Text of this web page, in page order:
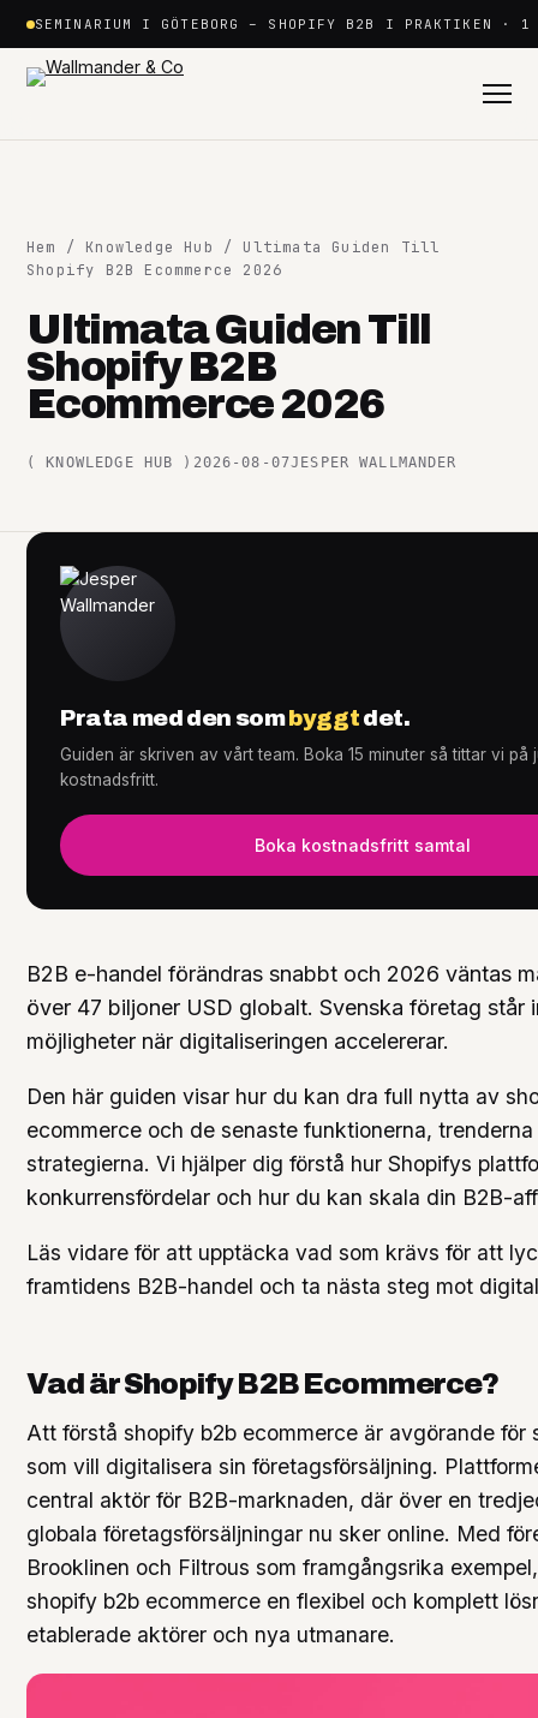
innehåll
SEMINARIUM I GÖTEBORG – SHOPIFY B2B I PRAKTIKEN · 1
Shopify
Plattformar +
Tjänster
Knowledge Hub
Hem / Knowledge Hub
/ Ultimata Guiden Till
Shopify B2B Ecommerce 2026
Ultimata Guiden Till
Shopify B2B
Ecommerce 2026
( KNOWLEDGE HUB ) 2026-08-07JESPER WALLMANDER
B2B e-handel förändras snabbt och 2026 väntas
över 47 biljoner USD globalt. Svenska företag står
möjligheter när digitaliseringen accelererar.
Den här guiden visar hur du kan dra full nytta av
ecommerce och de senaste funktionerna,
strategierna. Vi hjälper dig förstå hur Shopifys
konkurrensfördelar och hur du kan skala din B2B-
Läs vidare för att upptäcka vad som krävs för att
framtidens B2B-handel och ta nästa steg mot
Vad är Shopify B2B Ecommerce?
Att förstå shopify b2b ecommerce är avgörande för
som vill digitalisera sin företagsförsäljning.
central aktör för B2B-marknaden, där över en
globala företagsförsäljningar nu sker online. Med
Brooklinen och Filtrous som framgångsrika
shopify b2b ecommerce en flexibel och komplett
etablerade aktörer och nya utmanare.
Prata med den sombyggtdet.
Guiden är skriven av vårt team. Boka 15 minuter så tittar vi
kostnadsfritt.
Boka kostnadsfritt samtal